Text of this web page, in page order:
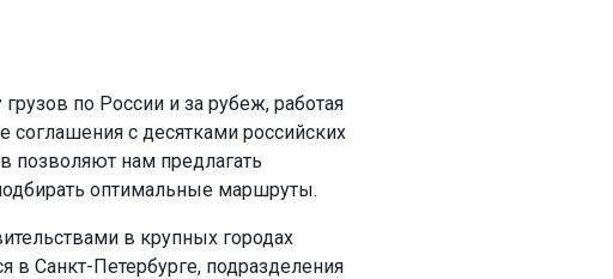
по России и за рубеж, работая
соглашения с десятками российских
позволяют нам предлагать
оптимальные маршруты.
в крупных городах
в Санкт-Петербурге, подразделения